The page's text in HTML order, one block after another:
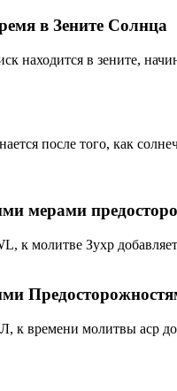
в Зените Солнца
находится в зените,
после того, как
мерами
к молитве Зухр
к времени молитвы аср